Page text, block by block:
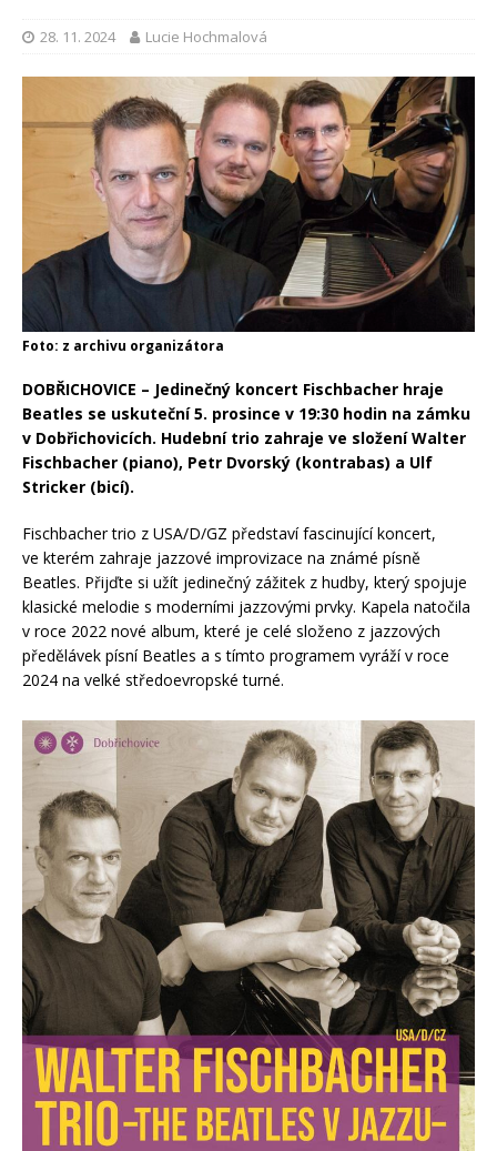
28. 11. 2024 Lucie Hochmalová
Foto: z archivu organizátora
DOBŘICHOVICE – Jedinečný koncert Fischbacher hraje
Beatles se uskuteční 5. prosince v 19:30 hodin na zámku
v Dobřichovicích. Hudební trio zahraje ve složení Walter
Fischbacher (piano), Petr Dvorský (kontrabas) a Ulf
Stricker (bicí).
Fischbacher trio z USA/D/GZ představí fascinující koncert,
ve kterém zahraje jazzové improvizace na známé písně
Beatles. Přijďte si užít jedinečný zážitek z hudby, který spojuje
klasické melodie s moderními jazzovými prvky. Kapela natočila
v roce 2022 nové album, které je celé složeno z jazzových
předělávek písní Beatles a s tímto programem vyráží v roce
2024 na velké středoevropské turné.